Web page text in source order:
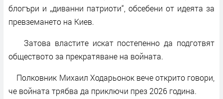
блогъри и „диванни патриоти“, обсебени от идеята за
превземането на Киев.
Затова властите искат постепенно да подготвят
обществото за прекратяване на войната.
Полковник Михаил Ходарьонок вече открито говори,
че войната трябва да приключи през 2026 година.